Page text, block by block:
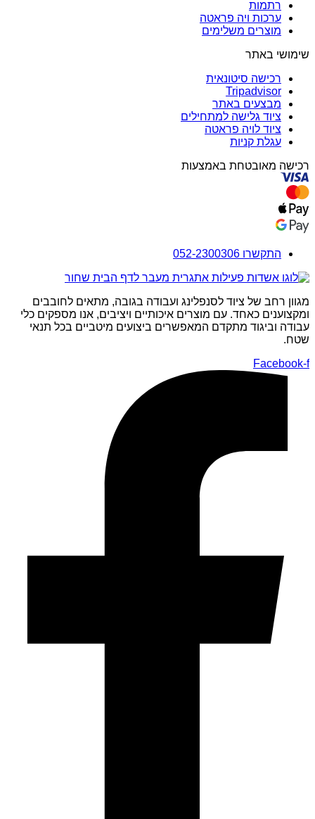
רתמות
ערכות ויה פראטה
מוצרים משלימים
שימושי באתר
רכישה סיטונאית
Tripadvisor
מבצעים באתר
ציוד גלישה למתחילים
ציוד לויה פראטה
עגלת קניות
רכישה מאובטחת באמצעות
התקשרו 052-2300306
מגוון רחב של ציוד לסנפלינג ועבודה בגובה, מתאים לחובבים
ומקצוענים כאחד. עם מוצרים איכותיים ויציבים, אנו מספקים כלי
עבודה וביגוד מתקדם המאפשרים ביצועים מיטביים בכל תנאי
שטח.
Facebook-f